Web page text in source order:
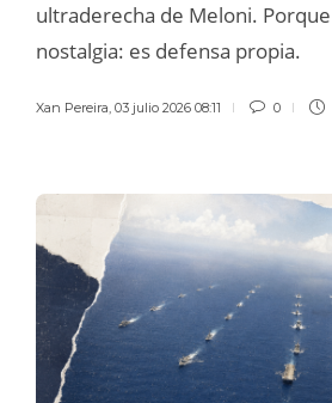
ultraderecha de Meloni.
nostalgia: es defensa propia.
Xan Pereira, 03 julio 2026 08:11 0